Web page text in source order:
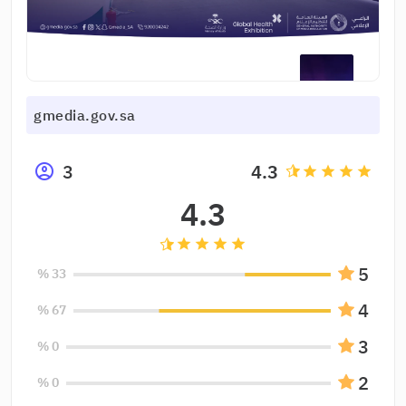
gmedia.gov.sa
grade
grade
grade
grade
4.3
3
4.3
grade
grade
grade
grade
5
33 %
4
67 %
3
0 %
2
0 %